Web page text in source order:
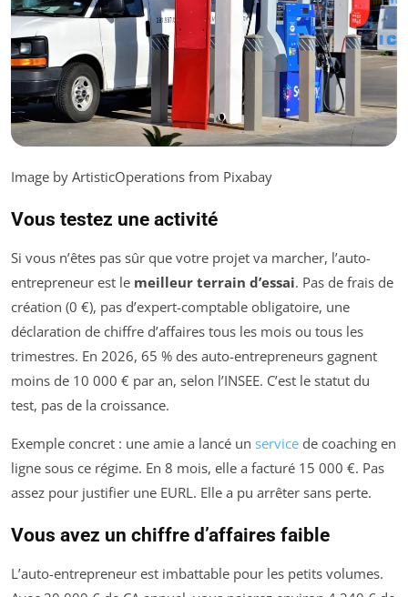
Image by ArtisticOperations from Pixabay
Vous testez une activité
Si vous n’êtes pas sûr que votre projet va marcher, l’auto-
entrepreneur est le meilleur terrain d’essai. Pas de frais de
création (0 €), pas d’expert-comptable obligatoire, une
déclaration de chiffre d’affaires tous les mois ou tous les
trimestres. En 2026, 65 % des auto-entrepreneurs gagnent
moins de 10 000 € par an, selon l’INSEE. C’est le statut du
test, pas de la croissance.
Exemple concret : une amie a lancé un service de coaching en
ligne sous ce régime. En 8 mois, elle a facturé 15 000 €. Pas
assez pour justifier une EURL. Elle a pu arrêter sans perte.
Vous avez un chiffre d’affaires faible
L’auto-entrepreneur est imbattable pour les petits volumes.